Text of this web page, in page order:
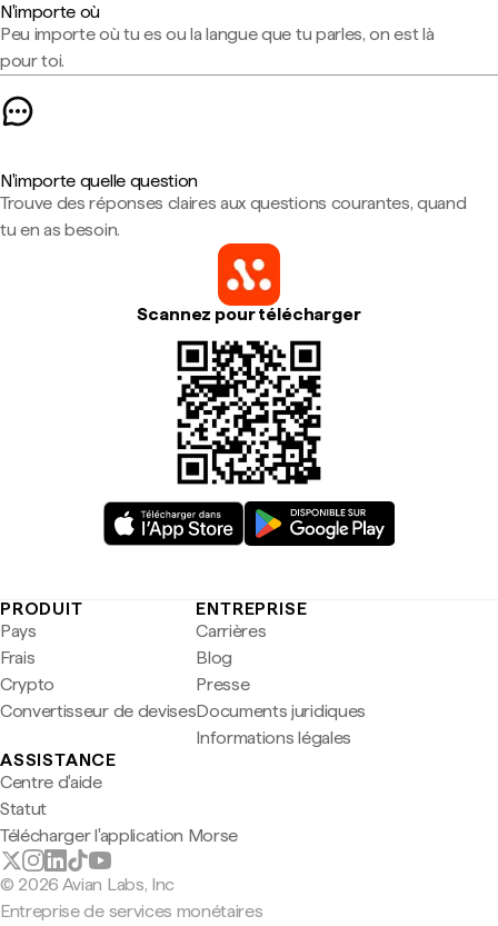
N'importe où
Peu importe où tu es ou la langue que tu parles, on est là
pour toi.
N'importe quelle question
Trouve des réponses claires aux questions courantes, quand
tu en as besoin.
Scannez pour télécharger
PRODUIT
Pays
Frais
Crypto
Convertisseur de devises
ENTREPRISE
Carrières
Blog
Presse
Documents juridiques
Informations légales
ASSISTANCE
Centre d'aide
Statut
Télécharger l'application Morse
© 2026 Avian Labs, Inc
Entreprise de services monétaires